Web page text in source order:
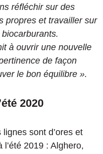
réfléchir sur des
propres et travailler sur
à ouvrir une nouvelle
de façon
le bon équilibre ».
2020
sont d’ores et
2019 : Alghero,